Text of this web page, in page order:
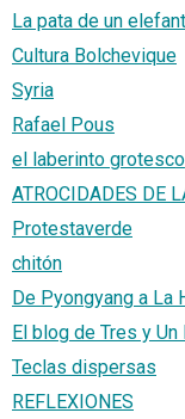
La pata de un
Cultura Bolchevique
Syria
Rafael Pous
el laberinto grotesco
ATROCIDADES DE
Protestaverde
chitón
De Pyongyang a La
El blog de Tres y Un
Teclas dispersas
REFLEXIONES